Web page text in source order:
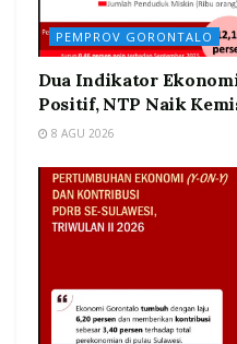
PEMPROV GORONTALO
Dua Indikator
Positif, NTP Naik
8 AGU 2026